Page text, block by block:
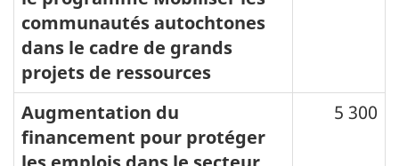
communautés autochtones
dans le cadre de grands
projets de ressources
Augmentation du
financement pour protéger
5 300